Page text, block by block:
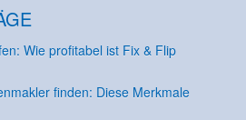
Wie profitabel ist Fix & Flip
finden: Diese Merkmale